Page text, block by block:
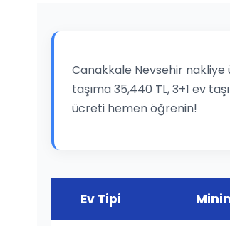
Canakkale Nevsehir nakliye
taşıma 35,440 TL, 3+1 ev
ücreti hemen öğrenin!
Ev Tipi